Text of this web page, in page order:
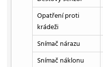
Opatření proti
krádeži
Snímač nárazu
Snímač náklonu